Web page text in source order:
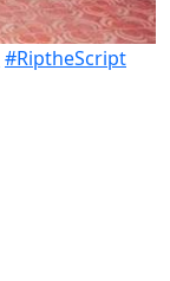
#RiptheScript